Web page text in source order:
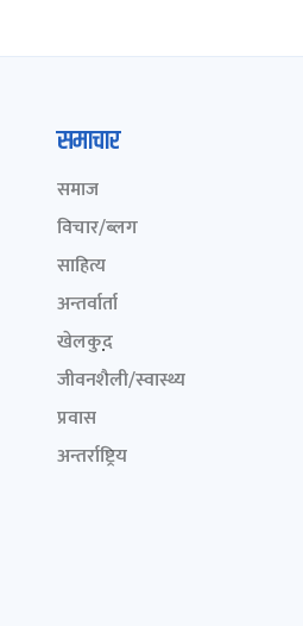
समाचार
समाज
विचार/ब्लग
साहित्य
अन्तर्वार्ता
खेलकुद़़
जीवनशैली/स्वास्थ्य
प्रवास
अन्तर्राष्ट्रिय